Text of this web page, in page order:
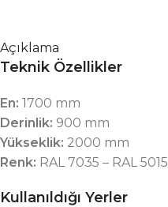
Açıklama
Teknik Özellikler
En: 1700 mm
Derinlik: 900 mm
Yükseklik: 2000 mm
Renk: RAL 7035 – RAL 5015
Kullanıldığı Yerler